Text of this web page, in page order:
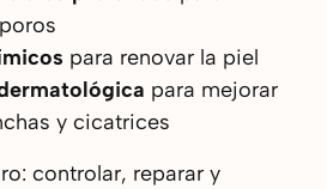
para renovar la piel
para mejorar
y cicatrices
controlar, reparar y